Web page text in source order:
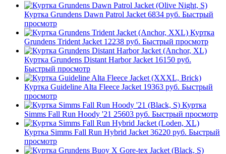
Куртка Grundens Dawn Patrol Jacket 6834 руб. Быстрый
просмотр
Куртка
Grundens Trident Jacket 12238 руб. Быстрый просмотр
Куртка Grundens Distant Harbor Jacket 16150 руб.
Быстрый просмотр
Куртка Guideline Alta Fleece Jacket 19363 руб. Быстрый
просмотр
Куртка
Simms Fall Run Hoody '21 25603 руб. Быстрый просмотр
Куртка Simms Fall Run Hybrid Jacket 36220 руб. Быстрый
просмотр